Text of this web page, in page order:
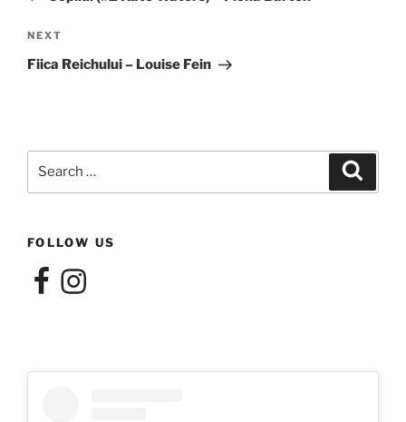
Next
Post
NEXT
Fiica Reichului – Louise Fein
FOLLOW US
FacebookInstagram